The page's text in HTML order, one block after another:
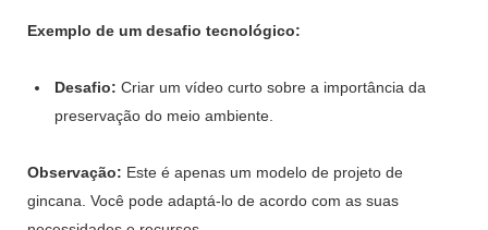
Exemplo de um desafio tecnológico:
Desafio: Criar um vídeo curto sobre a importância da
preservação do meio ambiente.
Observação: Este é apenas um modelo de projeto de
gincana. Você pode adaptá-lo de acordo com as suas